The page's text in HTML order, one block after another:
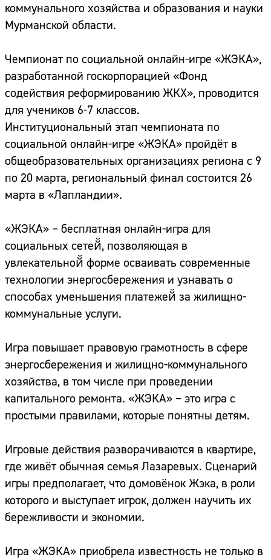
коммунального хозяйства и образования и науки
Мурманской области.
Чемпионат по социальной онлайн-игре «ЖЭКА»,
разработанной госкорпорацией «Фонд
содействия реформированию ЖКХ», проводится
для учеников 6-7 классов.
Институциональный этап чемпионата по
социальной онлайн-игре «ЖЭКА» пройдёт в
общеобразовательных организациях региона с 9
по 20 марта, региональный финал состоится 26
марта в «Лапландии».
«ЖЭКА» – бесплатная онлайн-игра для
социальных сетей̆, позволяющая в
увлекательной̆ форме осваивать современные
технологии энергосбережения и узнавать о
способах уменьшения платежей̆ за жилищно-
коммунальные услуги.
Игра повышает правовую грамотность в сфере
энергосбережения и жилищно-коммунального
хозяйства, в том числе при проведении
капитального ремонта. «ЖЭКА» – это игра с
простыми правилами, которые понятны детям.
Игровые действия разворачиваются в квартире,
где живёт обычная семья Лазаревых. Сценарий
игры предполагает, что домовёнок Жэка, в роли
которого и выступает игрок, должен научить их
бережливости и экономии.
Игра «ЖЭКА» приобрела известность не только в